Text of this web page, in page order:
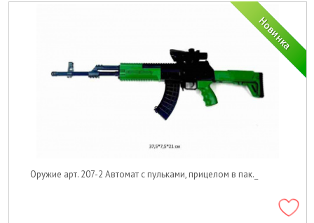
Оружие арт. 207-2 Автомат с пульками, прицелом в пак._